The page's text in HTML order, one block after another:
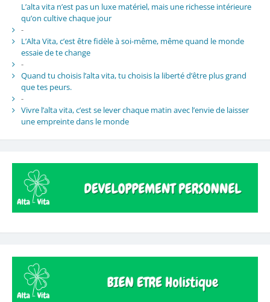
L’alta vita n’est pas un luxe matériel, mais une richesse intérieure
qu’on cultive chaque jour
-
L’Alta Vita, c’est être fidèle à soi-même, même quand le monde
essaie de te change
-
Quand tu choisis l’alta vita, tu choisis la liberté d’être plus grand
que tes peurs.
-
Vivre l’alta vita, c’est se lever chaque matin avec l’envie de laisser
une empreinte dans le monde